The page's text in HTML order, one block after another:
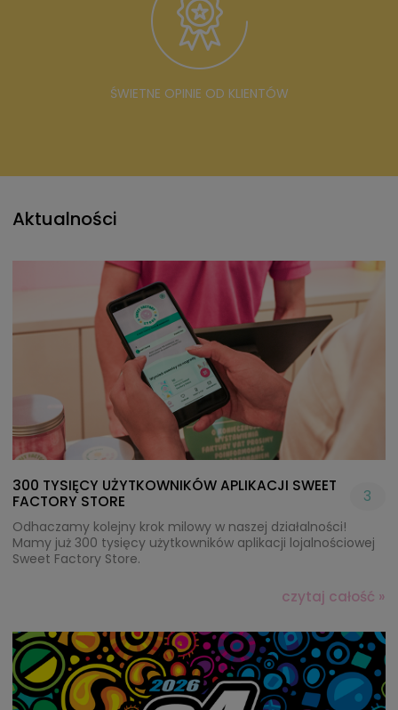
ŚWIETNE OPINIE OD KLIENTÓW
Aktualności
300 TYSIĘCY UŻYTKOWNIKÓW APLIKACJI SWEET
FACTORY STORE
3
Odhaczamy kolejny krok milowy w naszej działalności!
Mamy już 300 tysięcy użytkowników aplikacji lojalnościowej
Sweet Factory Store.
czytaj całość »